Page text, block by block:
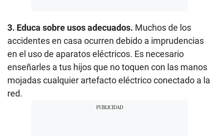
3. Educa sobre usos adecuados. Muchos de los
accidentes en casa ocurren debido a imprudencias
en el uso de aparatos eléctricos. Es necesario
enseñarles a tus hijos que no toquen con las manos
mojadas cualquier artefacto eléctrico conectado a la
red.